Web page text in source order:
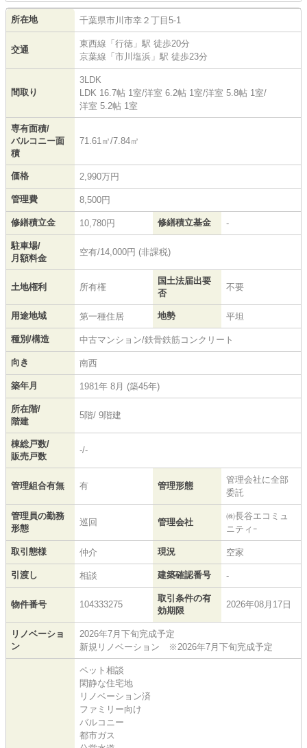
所在地 千葉県市川市幸 ２丁目5-1
交通
東西線 「 行徳 」駅 徒歩20分
京葉線 「 市川塩浜 」駅 徒歩23分
間取り
3LDK
LDK 16.7帖 1室/洋室 6.2帖 1室/洋室 5.8帖 1室/
洋室 5.2帖 1室
専有面積/
バルコニー面
積
71.61㎡/7.84㎡
価格 2,990万円
管理費 8,500円
修繕積立金 10,780円 修繕積立基金 -
駐車場/
月額料金
空有/14,000円 (非課税)
土地権利 所有権
国土法届出要
否
不要
用途地域 第一種住居 地勢 平坦
種別/構造 中古マンション/鉄骨鉄筋コンクリート
向き 南西
築年月 1981年 8月 (築45年)
所在階/
階建
5階/ 9階建
棟総戸数/
販売戸数
-/-
管理組合有無 有 管理形態
管理会社に全部
委託
管理員の勤務
形態
巡回 管理会社
㈱長谷エコミュ
ニティｰ
取引態様 仲介 現況 空家
引渡し 相談 建築確認番号 -
物件番号 104333275
取引条件の有
効期限
2026年08月17日
リノベーショ
ン
2026年7月下旬完成予定
新規リノベーション ※2026年7月下旬完成予定
ペット相談
閑静な住宅地
リノベーション済
ファミリー向け
バルコニー
都市ガス